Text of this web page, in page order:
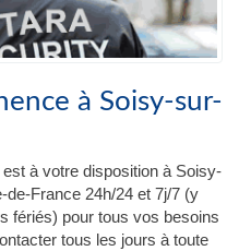
à Soisy-sur-
à votre disposition à Soisy-
de-France 24h/24 et 7j/7 (y
fériés) pour tous vos besoins
tous les jours à toute